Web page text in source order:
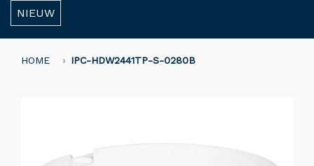
NIEUW
HOME IPC-HDW2441TP-S-0280B